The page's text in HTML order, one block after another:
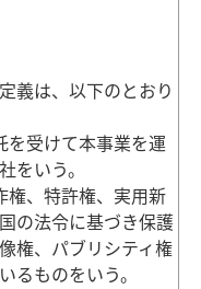
義は、以下のとおり
を受けて本事業を運
をいう。
権、特許権、実用新
の法令に基づき保護
権、パブリシティ権
るものをいう。